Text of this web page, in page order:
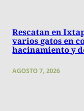
Rescatan en
varios gatos en
hacinamiento y
AGOSTO 7, 2026